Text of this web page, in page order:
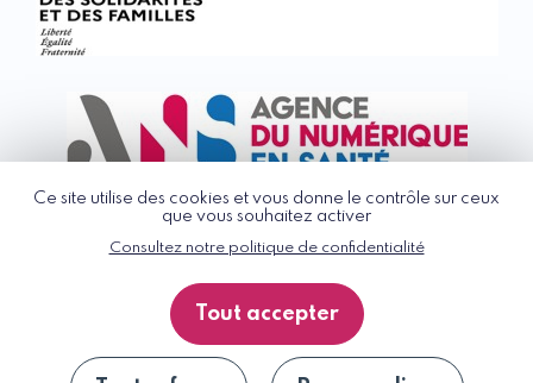
Ce site utilise des cookies et vous donne le contrôle sur ceux
que vous souhaitez activer
Consultez notre politique de confidentialité
Tout accepter
© G_NIUS 2026
Politique de confidentialité
Accessibilité : partiellement conforme
Plan du site